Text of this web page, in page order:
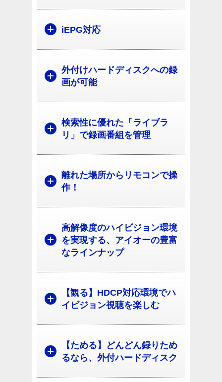
iEPG対応
外付けハードディスクへの録
画が可能
検索性に優れた「ライブラ
リ」で録画番組を管理
離れた場所からリモコンで操
作！
高解像度のハイビジョン環境
を実現する、アイオーの豊富
なラインナップ
【観る】HDCP対応環境でハ
イビジョン視聴を楽しむ
【ためる】どんどん録りため
るなら、外付ハードディスク